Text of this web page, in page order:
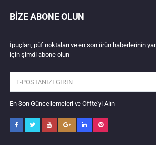
BIZE ABONE OLUN
İpuçları, püf noktaları ve en son ürün haberlerinin
için şimdi abone olun
En Son Güncellemeleri ve Offte'yi Alın